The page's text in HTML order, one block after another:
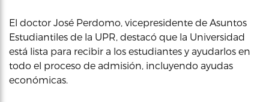
El doctor José Perdomo, vicepresidente de Asuntos
Estudiantiles de la UPR, destacó que la Universidad
está lista para recibir a los estudiantes y ayudarlos en
todo el proceso de admisión, incluyendo ayudas
económicas.